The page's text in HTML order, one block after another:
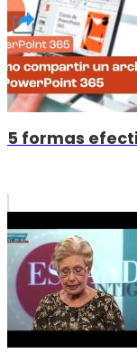
5 formas